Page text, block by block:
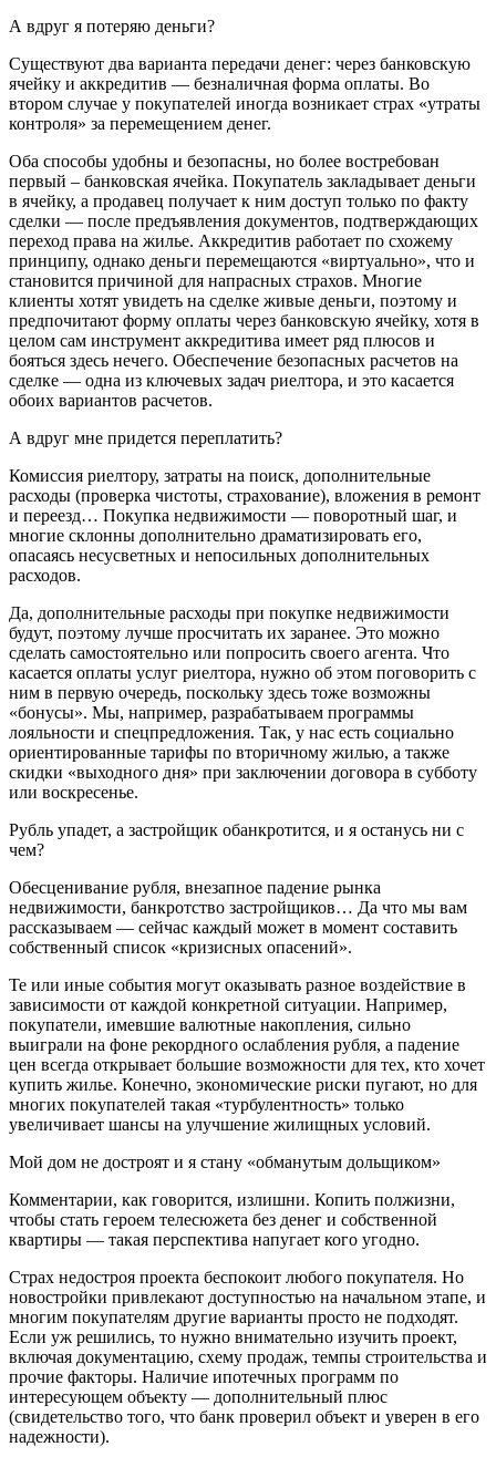
А вдруг я потеряю деньги?
Существуют два варианта передачи денег: через банковскую
ячейку и аккредитив — безналичная форма оплаты. Во
втором случае у покупателей иногда возникает страх «утраты
контроля» за перемещением денег.
Оба способы удобны и безопасны, но более востребован
первый – банковская ячейка. Покупатель закладывает деньги
в ячейку, а продавец получает к ним доступ только по факту
сделки — после предъявления документов, подтверждающих
переход права на жилье. Аккредитив работает по схожему
принципу, однако деньги перемещаются «виртуально», что и
становится причиной для напрасных страхов. Многие
клиенты хотят увидеть на сделке живые деньги, поэтому и
предпочитают форму оплаты через банковскую ячейку, хотя в
целом сам инструмент аккредитива имеет ряд плюсов и
бояться здесь нечего. Обеспечение безопасных расчетов на
сделке — одна из ключевых задач риелтора, и это касается
обоих вариантов расчетов.
А вдруг мне придется переплатить?
Комиссия риелтору, затраты на поиск, дополнительные
расходы (проверка чистоты, страхование), вложения в ремонт
и переезд… Покупка недвижимости — поворотный шаг, и
многие склонны дополнительно драматизировать его,
опасаясь несусветных и непосильных дополнительных
расходов.
Да, дополнительные расходы при покупке недвижимости
будут, поэтому лучше просчитать их заранее. Это можно
сделать самостоятельно или попросить своего агента. Что
касается оплаты услуг риелтора, нужно об этом поговорить с
ним в первую очередь, поскольку здесь тоже возможны
«бонусы». Мы, например, разрабатываем программы
лояльности и спецпредложения. Так, у нас есть социально
ориентированные тарифы по вторичному жилью, а также
скидки «выходного дня» при заключении договора в субботу
или воскресенье.
Рубль упадет, а застройщик обанкротится, и я останусь ни с
чем?
Обесценивание рубля, внезапное падение рынка
недвижимости, банкротство застройщиков… Да что мы вам
рассказываем — сейчас каждый может в момент составить
собственный список «кризисных опасений».
Те или иные события могут оказывать разное воздействие в
зависимости от каждой конкретной ситуации. Например,
покупатели, имевшие валютные накопления, сильно
выиграли на фоне рекордного ослабления рубля, а падение
цен всегда открывает большие возможности для тех, кто хочет
купить жилье. Конечно, экономические риски пугают, но для
многих покупателей такая «турбулентность» только
увеличивает шансы на улучшение жилищных условий.
Мой дом не достроят и я стану «обманутым дольщиком»
Комментарии, как говорится, излишни. Копить полжизни,
чтобы стать героем телесюжета без денег и собственной
квартиры — такая перспектива напугает кого угодно.
Страх недостроя проекта беспокоит любого покупателя. Но
новостройки привлекают доступностью на начальном этапе, и
многим покупателям другие варианты просто не подходят.
Если уж решились, то нужно внимательно изучить проект,
включая документацию, схему продаж, темпы строительства и
прочие факторы. Наличие ипотечных программ по
интересующем объекту — дополнительный плюс
(свидетельство того, что банк проверил объект и уверен в его
надежности).